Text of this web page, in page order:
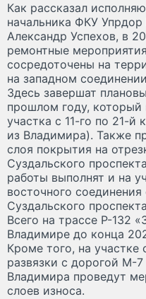
Как рассказал
начальника ФКУ
Александр Успехов, в
ремонтные
сосредоточены на
на западном
Здесь завершат
прошлом году, который
участка с 11-го по 21-
из Владимира). Также
слоя покрытия на
Суздальского
работы выполнят и на
восточного
Суздальского
Всего на трассе Р-132
Владимире до конца
Кроме того, на
развязки с дорогой М-
Владимира проведут
слоев износа.